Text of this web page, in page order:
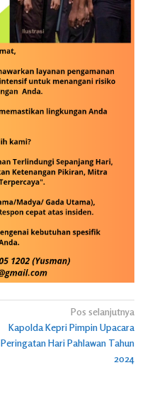
Pos selanjutnya
Kapolda Kepri Pimpin Upacara
Peringatan Hari Pahlawan Tahun
2024